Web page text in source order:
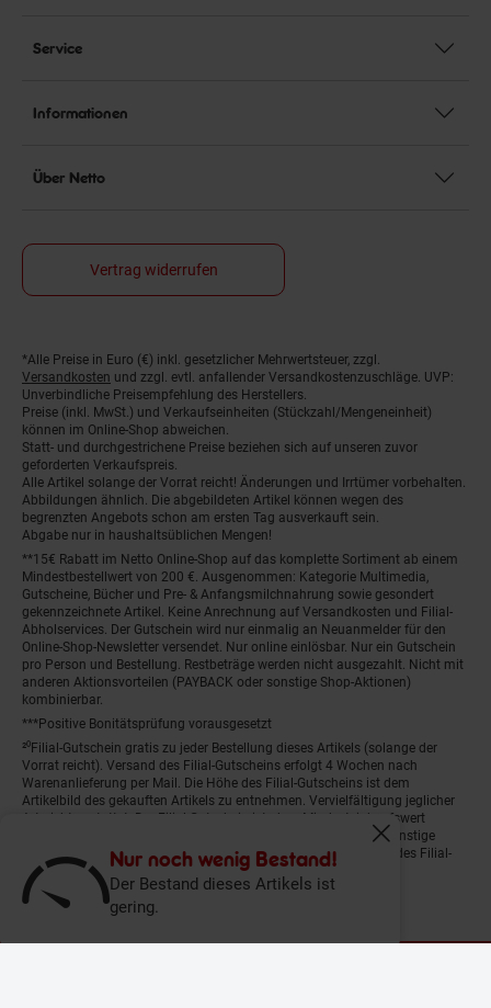
Nur noch wenig Bestand!
Der Bestand dieses Artikels ist
gering.
Fenster
Service
Informationen
Über Netto
Vertrag widerrufen
Fußnoten
*Alle Preise in Euro (€) inkl. gesetzlicher Mehrwertsteuer, zzgl.
Versandkosten und zzgl. evtl. anfallender Versandkostenzuschläge. UVP:
Unverbindliche Preisempfehlung des Herstellers.
Preise (inkl. MwSt.) und Verkaufseinheiten (Stückzahl/Mengeneinheit)
können im Online-Shop abweichen.
Statt- und durchgestrichene Preise beziehen sich auf unseren zuvor
geforderten Verkaufspreis.
Alle Artikel solange der Vorrat reicht! Änderungen und Irrtümer vorbehalten.
Abbildungen ähnlich. Die abgebildeten Artikel können wegen des
begrenzten Angebots schon am ersten Tag ausverkauft sein.
Abgabe nur in haushaltsüblichen Mengen!
**15€ Rabatt im Netto Online-Shop auf das komplette Sortiment ab einem
Mindestbestellwert von 200 €. Ausgenommen: Kategorie Multimedia,
Gutscheine, Bücher und Pre- & Anfangsmilchnahrung sowie gesondert
gekennzeichnete Artikel. Keine Anrechnung auf Versandkosten und Filial-
Abholservices. Der Gutschein wird nur einmalig an Neuanmelder für den
Online-Shop-Newsletter versendet. Nur online einlösbar. Nur ein Gutschein
pro Person und Bestellung. Restbeträge werden nicht ausgezahlt. Nicht mit
anderen Aktionsvorteilen (PAYBACK oder sonstige Shop-Aktionen)
kombinierbar.
***Positive Bonitätsprüfung vorausgesetzt
²⁰Filial-Gutschein gratis zu jeder Bestellung dieses Artikels (solange der
Vorrat reicht). Versand des Filial-Gutscheins erfolgt 4 Wochen nach
Warenanlieferung per Mail. Die Höhe des Filial-Gutscheins ist dem
Artikelbild des gekauften Artikels zu entnehmen. Vervielfältigung jeglicher
Art nicht gestattet. Der Filial-Gutschein ist ohne Mindesteinkaufswert
einlösbar. Nicht mit anderen Aktionsvorteilen (PAYBACK oder sonstige
Shop-Aktionen) kombinierbar. Der jeweilige Gültigkeitszeitraum des Filial-
Gutscheins ist darauf vermerkt.